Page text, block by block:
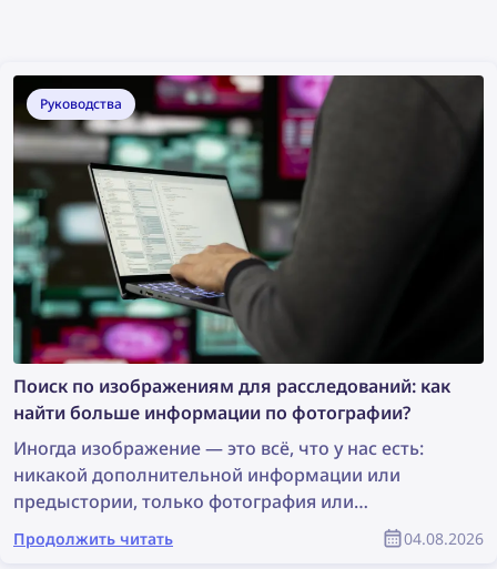
Руководства
Поиск по изображениям для расследований: как
найти больше информации по фотографии?
Иногда изображение — это всё, что у нас есть:
никакой дополнительной информации или
предыстории, только фотография или
видеозапись. Достаточно ли этого, чтобы начать
расследование? Возможно, это не идеальная
Продолжить читать 04.08.2026